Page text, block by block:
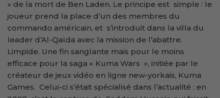
» de la mort de Ben Laden. Le principe est simple : le
joueur prend la place d’un des membres du
commando américain, et s’introduit dans la villa du
leader d’Al-Qaïda avec la mission de l’abattre.
Limpide. Une fin sanglante mais pour le moins
efficace pour la saga « Kuma Wars », initiée par le
créateur de jeux vidéo en ligne new-yorkais, Kuma
Games. Celui-ci s’était spécialisé dans l’actualité : en